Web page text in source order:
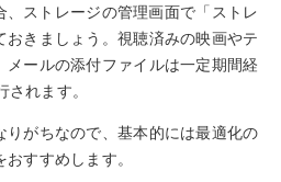
ストレージの管理画面で「ストレ
きましょう。視聴済みの映画やテ
ールの添付ファイルは一定期間経
れます。
がちなので、基本的には最適化の
すすめします。